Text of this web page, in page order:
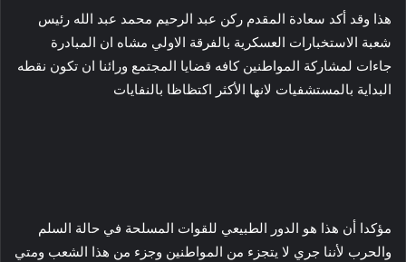
هذا وقد أكد سعادة المقدم ركن عبد الرحيم محمد عبد الله رئيس
شعبة الاستخبارات العسكرية بالفرقة الاولي مشاه ان المبادرة
جاءات لمشاركة المواطنين كافه قضايا المجتمع ورائنا ان تكون نقطه
البداية بالمستشفيات لانها الأكثر اكتظاظا بالنفايات
مؤكدا أن هذا هو الدور الطبيعي للقوات المسلحة في حالة السلم
والحرب لأننا جري لا يتجزء من المواطنين وجزء من هذا الشعب ومتي